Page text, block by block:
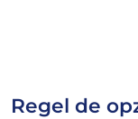
Regel de